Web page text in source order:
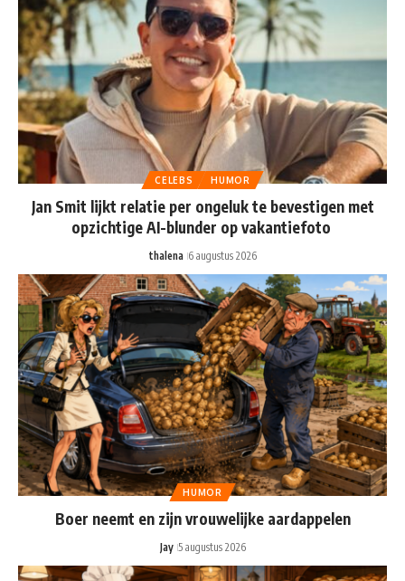
CELEBS HUMOR
Jan Smit lijkt relatie per ongeluk te bevestigen met
opzichtige AI-blunder op vakantiefoto
thalena 6 augustus 2026
HUMOR
Boer neemt en zijn vrouwelijke aardappelen
Jay 5 augustus 2026